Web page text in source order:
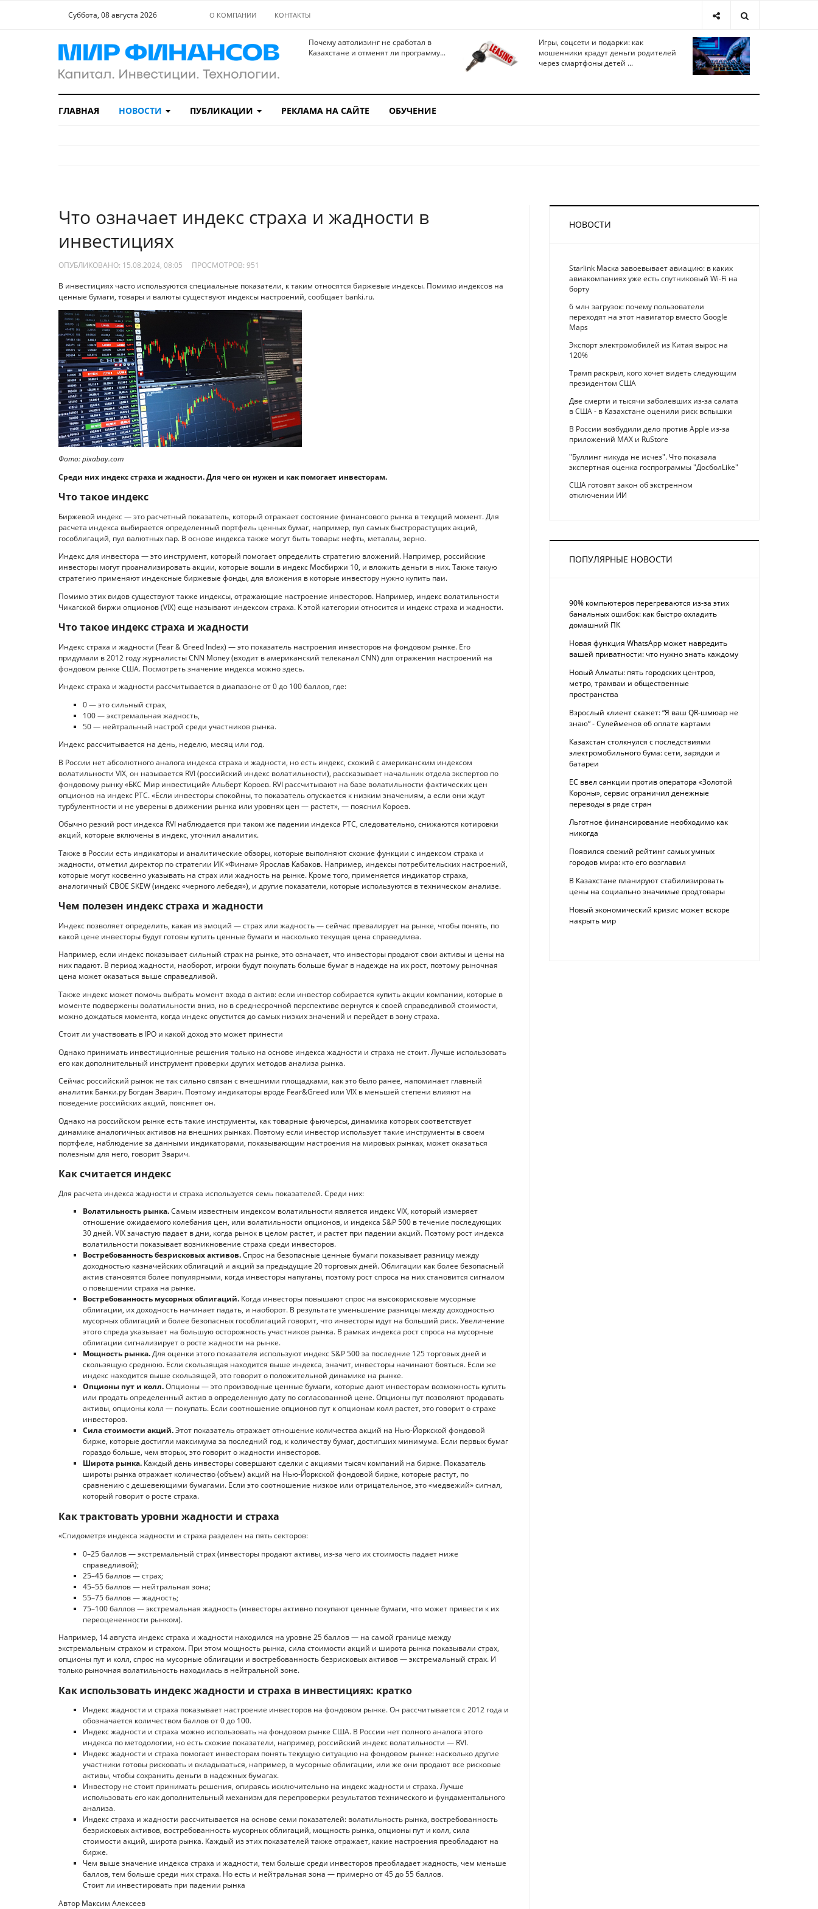
Суббота, 08 августа 2026 О КОМПАНИИ КОНТАКТЫ
Почему автолизинг не сработал в
Казахстане и отменят ли программу...
Игры, соцсети и подарки: как
мошенники крадут деньги родителей
через смартфоны детей ...
ГЛАВНАЯ НОВОСТИ ПУБЛИКАЦИИ РЕКЛАМА НА САЙТЕ ОБУЧЕНИЕ
Что означает индекс страха и жадности в
инвестициях
ОПУБЛИКОВАНО: 15.08.2024, 08:05 ПРОСМОТРОВ: 951
В инвестициях часто используются специальные показатели, к таким относятся биржевые индексы. Помимо индексов на
ценные бумаги, товары и валюты существуют индексы настроений, сообщает banki.ru.
Фото: pixabay.com
Среди них индекс страха и жадности. Для чего он нужен и как помогает инвесторам.
Что такое индекс
Биржевой индекс — это расчетный показатель, который отражает состояние финансового рынка в текущий момент. Для
расчета индекса выбирается определенный портфель ценных бумаг, например, пул самых быстрорастущих акций,
гособлигаций, пул валютных пар. В основе индекса также могут быть товары: нефть, металлы, зерно.
Индекс для инвестора — это инструмент, который помогает определить стратегию вложений. Например, российские
инвесторы могут проанализировать акции, которые вошли в индекс Мосбиржи 10, и вложить деньги в них. Также такую
стратегию применяют индексные биржевые фонды, для вложения в которые инвестору нужно купить паи.
Помимо этих видов существуют также индексы, отражающие настроение инвесторов. Например, индекс волатильности
Чикагской биржи опционов (VIX) еще называют индексом страха. К этой категории относится и индекс страха и жадности.
Что такое индекс страха и жадности
Индекс страха и жадности (Fear & Greed Index) — это показатель настроения инвесторов на фондовом рынке. Его
придумали в 2012 году журналисты CNN Money (входит в американский телеканал CNN) для отражения настроений на
фондовом рынке США. Посмотреть значение индекса можно здесь.
Индекс страха и жадности рассчитывается в диапазоне от 0 до 100 баллов, где:
0 — это сильный страх,
100 — экстремальная жадность,
50 — нейтральный настрой среди участников рынка.
Индекс рассчитывается на день, неделю, месяц или год.
В России нет абсолютного аналога индекса страха и жадности, но есть индекс, схожий с американским индексом
волатильности VIX, он называется RVI (российский индекс волатильности), рассказывает начальник отдела экспертов по
фондовому рынку «БКС Мир инвестиций» Альберт Короев. RVI рассчитывают на базе волатильности фактических цен
опционов на индекс РТС. «Если инвесторы спокойны, то показатель опускается к низким значениям, а если они ждут
турбулентности и не уверены в движении рынка или уровнях цен — растет», — пояснил Короев.
Обычно резкий рост индекса RVI наблюдается при таком же падении индекса РТС, следовательно, снижаются котировки
акций, которые включены в индекс, уточнил аналитик.
Также в России есть индикаторы и аналитические обзоры, которые выполняют схожие функции с индексом страха и
жадности, отметил директор по стратегии ИК «Финам» Ярослав Кабаков. Например, индексы потребительских настроений,
которые могут косвенно указывать на страх или жадность на рынке. Кроме того, применяется индикатор страха,
аналогичный CBOE SKEW (индекс «черного лебедя»), и другие показатели, которые используются в техническом анализе.
Чем полезен индекс страха и жадности
Индекс позволяет определить, какая из эмоций — страх или жадность — сейчас превалирует на рынке, чтобы понять, по
какой цене инвесторы будут готовы купить ценные бумаги и насколько текущая цена справедлива.
Например, если индекс показывает сильный страх на рынке, это означает, что инвесторы продают свои активы и цены на
них падают. В период жадности, наоборот, игроки будут покупать больше бумаг в надежде на их рост, поэтому рыночная
цена может оказаться выше справедливой.
Также индекс может помочь выбрать момент входа в актив: если инвестор собирается купить акции компании, которые в
моменте подвержены волатильности вниз, но в среднесрочной перспективе вернутся к своей справедливой стоимости,
можно дождаться момента, когда индекс опустится до самых низких значений и перейдет в зону страха.
Стоит ли участвовать в IPO и какой доход это может принести
Однако принимать инвестиционные решения только на основе индекса жадности и страха не стоит. Лучше использовать
его как дополнительный инструмент проверки других методов анализа рынка.
Сейчас российский рынок не так сильно связан с внешними площадками, как это было ранее, напоминает главный
аналитик Банки.ру Богдан Зварич. Поэтому индикаторы вроде Fear&Greed или VIX в меньшей степени влияют на
поведение российских акций, поясняет он.
Однако на российском рынке есть такие инструменты, как товарные фьючерсы, динамика которых соответствует
динамике аналогичных активов на внешних рынках. Поэтому если инвестор использует такие инструменты в своем
портфеле, наблюдение за данными индикаторами, показывающим настроения на мировых рынках, может оказаться
полезным для него, говорит Зварич.
Как считается индекс
Для расчета индекса жадности и страха используется семь показателей. Среди них:
Волатильность рынка.Самым известным индексом волатильности является индекс VIX, который измеряет
отношение ожидаемого колебания цен, или волатильности опционов, и индекса S&P 500 в течение последующих
30 дней. VIX зачастую падает в дни, когда рынок в целом растет, и растет при падении акций. Поэтому рост индекса
волатильности показывает возникновение страха среди инвесторов.
Востребованность безрисковых активов.Спрос на безопасные ценные бумаги показывает разницу между
доходностью казначейских облигаций и акций за предыдущие 20 торговых дней. Облигации как более безопасный
актив становятся более популярными, когда инвесторы напуганы, поэтому рост спроса на них становится сигналом
о повышении страха на рынке.
Востребованность мусорных облигаций. Когда инвесторы повышают спрос на высокорисковые мусорные
облигации, их доходность начинает падать, и наоборот. В результате уменьшение разницы между доходностью
мусорных облигаций и более безопасных гособлигаций говорит, что инвесторы идут на больший риск. Увеличение
этого спреда указывает на большую осторожность участников рынка. В рамках индекса рост спроса на мусорные
облигации сигнализирует о росте жадности на рынке.
Мощность рынка.Для оценки этого показателя используют индекс S&P 500 за последние 125 торговых дней и
скользящую среднюю. Если скользящая находится выше индекса, значит, инвесторы начинают бояться. Если же
индекс находится выше скользящей, это говорит о положительной динамике на рынке.
Опционы пут и колл.Опционы — это производные ценные бумаги, которые дают инвесторам возможность купить
или продать определенный актив в определенную дату по согласованной цене. Опционы пут позволяют продавать
активы, опционы колл — покупать. Если соотношение опционов пут к опционам колл растет, это говорит о страхе
инвесторов.
Сила стоимости акций.Этот показатель отражает отношение количества акций на Нью-Йоркской фондовой
бирже, которые достигли максимума за последний год, к количеству бумаг, достигших минимума. Если первых бумаг
гораздо больше, чем вторых, это говорит о жадности инвесторов.
Широта рынка. Каждый день инвесторы совершают сделки с акциями тысяч компаний на бирже. Показатель
широты рынка отражает количество (объем) акций на Нью-Йоркской фондовой бирже, которые растут, по
сравнению с дешевеющими бумагами. Если это соотношение низкое или отрицательное, это «медвежий» сигнал,
который говорит о росте страха.
Как трактовать уровни жадности и страха
«Спидометр» индекса жадности и страха разделен на пять секторов:
0–25 баллов — экстремальный страх (инвесторы продают активы, из-за чего их стоимость падает ниже
справедливой);
25–45 баллов — страх;
45–55 баллов — нейтральная зона;
55–75 баллов — жадность;
75–100 баллов — экстремальная жадность (инвесторы активно покупают ценные бумаги, что может привести к их
переоцененности рынком).
Например, 14 августа индекс страха и жадности находился на уровне 25 баллов — на самой границе между
экстремальным страхом и страхом. При этом мощность рынка, сила стоимости акций и широта рынка показывали страх,
опционы пут и колл, спрос на мусорные облигации и востребованность безрисковых активов — экстремальный страх. И
только рыночная волатильность находилась в нейтральной зоне.
Как использовать индекс жадности и страха в инвестициях: кратко
Индекс жадности и страха показывает настроение инвесторов на фондовом рынке. Он рассчитывается с 2012 года и
обозначается количеством баллов от 0 до 100.
Индекс жадности и страха можно использовать на фондовом рынке США. В России нет полного аналога этого
индекса по методологии, но есть схожие показатели, например, российский индекс волатильности — RVI.
Индекс жадности и страха помогает инвесторам понять текущую ситуацию на фондовом рынке: насколько другие
участники готовы рисковать и вкладываться, например, в мусорные облигации, или же они продают все рисковые
активы, чтобы сохранить деньги в надежных бумагах.
Инвестору не стоит принимать решения, опираясь исключительно на индекс жадности и страха. Лучше
использовать его как дополнительный механизм для перепроверки результатов технического и фундаментального
анализа.
Индекс страха и жадности рассчитывается на основе семи показателей: волатильность рынка, востребованность
безрисковых активов, востребованность мусорных облигаций, мощность рынка, опционы пут и колл, сила
стоимости акций, широта рынка. Каждый из этих показателей также отражает, какие настроения преобладают на
бирже.
Чем выше значение индекса страха и жадности, тем больше среди инвесторов преобладает жадность, чем меньше
баллов, тем больше среди них страха. Но есть и нейтральная зона — примерно от 45 до 55 баллов.
Стоит ли инвестировать при падении рынка
Автор Максим Алексеев
НОВОСТИ
Starlink Маска завоевывает авиацию: в каких
авиакомпаниях уже есть спутниковый Wi-Fi на
борту
6 млн загрузок: почему пользователи
переходят на этот навигатор вместо Google
Maps
Экспорт электромобилей из Китая вырос на
120%
Трамп раскрыл, кого хочет видеть следующим
президентом США
Две смерти и тысячи заболевших из-за салата
в США - в Казахстане оценили риск вспышки
В России возбудили дело против Apple из-за
приложений MAX и RuStore
"Буллинг никуда не исчез". Что показала
экспертная оценка госпрограммы "ДосболLike"
США готовят закон об экстренном
отключении ИИ
ПОПУЛЯРНЫЕ НОВОСТИ
90% компьютеров перегреваются из-за этих
банальных ошибок: как быстро охладить
домашний ПК
Новая функция WhatsApp может навредить
вашей приватности: что нужно знать каждому
Новый Алматы: пять городских центров,
метро, трамваи и общественные
пространства
Взрослый клиент скажет: “Я ваш QR-шмюар не
знаю“ - Сулейменов об оплате картами
Казахстан столкнулся с последствиями
электромобильного бума: сети, зарядки и
батареи
ЕС ввел санкции против оператора «Золотой
Короны», сервис ограничил денежные
переводы в ряде стран
Льготное финансирование необходимо как
никогда
Появился свежий рейтинг самых умных
городов мира: кто его возглавил
В Казахстане планируют стабилизировать
цены на социально значимые продтовары
Новый экономический кризис может вскоре
накрыть мир